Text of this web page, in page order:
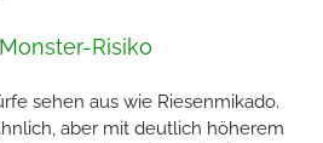
Risiko
sehen aus wie Riesenmikado.
aber mit deutlich höherem